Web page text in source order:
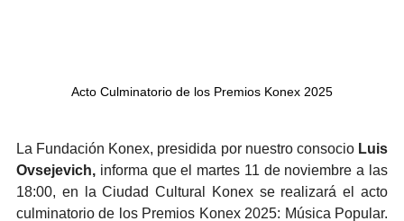
Acto Culminatorio de los Premios Konex 2025
La Fundación Konex, presidida por nuestro consocio Luis
Ovsejevich, informa que el martes 11 de noviembre a las
18:00, en la Ciudad Cultural Konex se realizará el acto
culminatorio de los Premios Konex 2025: Música Popular.